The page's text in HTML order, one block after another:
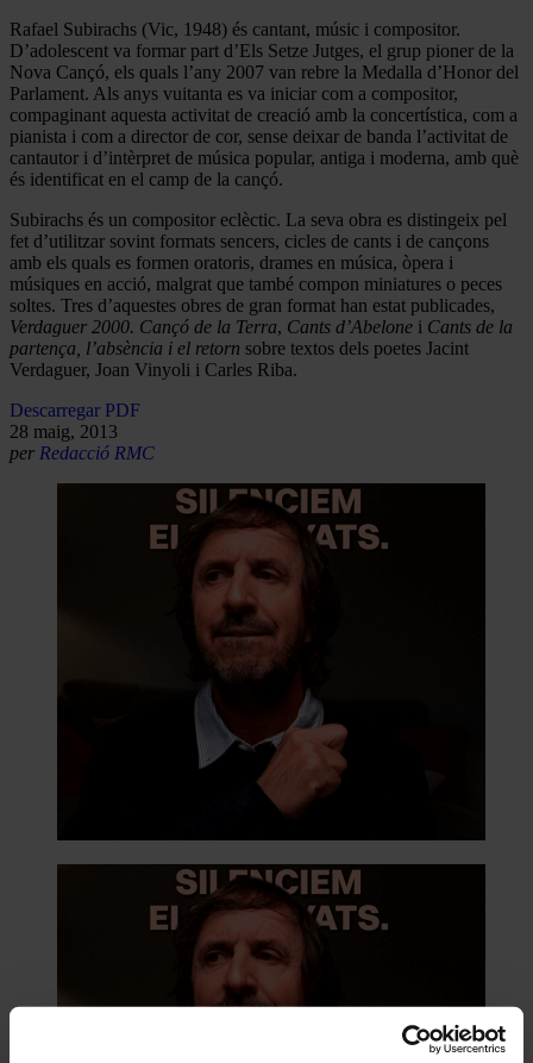
Rafael Subirachs (Vic, 1948) és cantant, músic i compositor.
D’adolescent va formar part d’Els Setze Jutges, el grup pioner de la
Nova Cançó, els quals l’any 2007 van rebre la Medalla d’Honor del
Parlament. Als anys vuitanta es va iniciar com a compositor,
compaginant aquesta activitat de creació amb la concertística, com a
pianista i com a director de cor, sense deixar de banda l’activitat de
cantautor i d’intèrpret de música popular, antiga i moderna, amb què
és identificat en el camp de la cançó.
Subirachs és un compositor eclèctic. La seva obra es distingeix pel
fet d’utilitzar sovint formats sencers, cicles de cants i de cançons
amb els quals es formen oratoris, drames en música, òpera i
músiques en acció, malgrat que també compon miniatures o peces
soltes. Tres d’aquestes obres de gran format han estat publicades,
Verdaguer 2000. Cançó de la Terra, Cants d’Abelone i Cants de la
partença, l’absència i el retorn sobre textos dels poetes Jacint
Verdaguer, Joan Vinyoli i Carles Riba.
Descarregar PDF
28 maig, 2013
per Redacció RMC